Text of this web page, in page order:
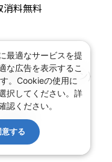
料無料
際空港(ホーチミン)
時間）
最適なサービスを提
な広告を表示するこ
。Cookieの使用に
択してください。詳
認ください。
意する